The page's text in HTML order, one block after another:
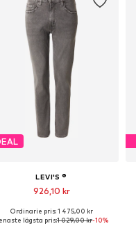
LEVI'S ®
926,10 kr
Ordinarie pris: 1 475,00 kr
lägsta pris:1 029,00 kr-10%